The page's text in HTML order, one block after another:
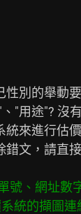
別的舉動
"用途"? 沒
來進行估
文，請直
號、網址數
統的擷圖連